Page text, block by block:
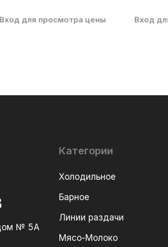
Вход для просмотра цены Вход
№ 5А
Категории
Холодильное
Барное
Линии раздачи
Мясо-Молоко